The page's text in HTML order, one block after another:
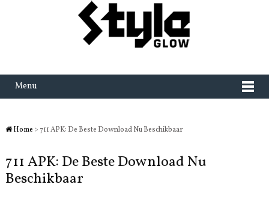
Menu
Home > 711 APK: De Beste Download Nu Beschikbaar
711 APK: De Beste Download Nu
Beschikbaar